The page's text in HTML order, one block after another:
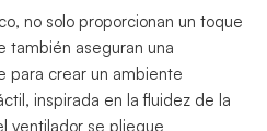
no solo proporcionan un toque
también aseguran una
para crear un ambiente
inspirada en la fluidez de la
ventilador se pliegue